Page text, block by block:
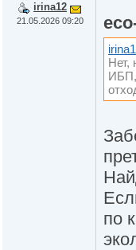
irina12
21.05.2026 09:20
Нет,
ИБП,
по